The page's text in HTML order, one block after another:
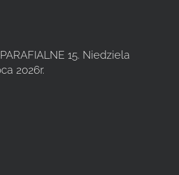
15. Niedziela
2026r.